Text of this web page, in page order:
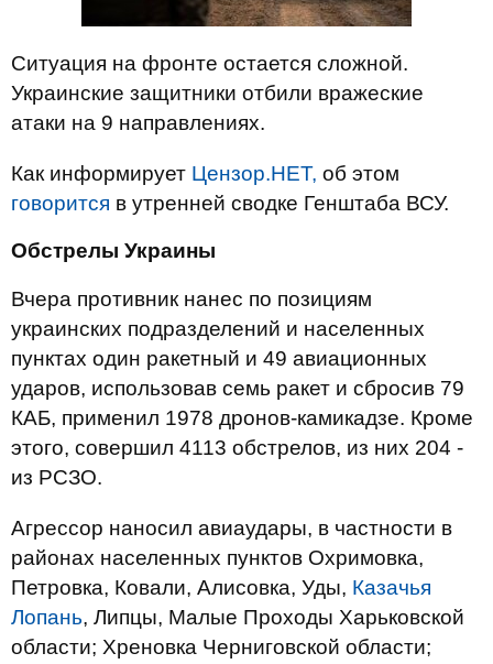
Ситуация на фронте остается сложной.
Украинские защитники отбили вражеские
атаки на 9 направлениях.
Как информирует Цензор.НЕТ, об этом
говорится в утренней сводке Генштаба ВСУ.
Обстрелы Украины
Вчера противник нанес по позициям
украинских подразделений и населенных
пунктах один ракетный и 49 авиационных
ударов, использовав семь ракет и сбросив 79
КАБ, применил 1978 дронов-камикадзе. Кроме
этого, совершил 4113 обстрелов, из них 204 -
из РСЗО.
Агрессор наносил авиаудары, в частности в
районах населенных пунктов Охримовка,
Петровка, Ковали, Алисовка, Уды, Казачья
Лопань, Липцы, Малые Проходы Харьковской
области; Хреновка Черниговской области;